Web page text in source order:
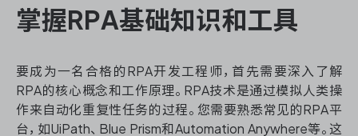
掌握RPA基础知识和工具
要成为一名合格的RPA开发工程师，首先需要深入了解
RPA的核心概念和工作原理。RPA技术是通过模拟人类操
作来自动化重复性任务的过程。您需要熟悉常见的RPA平
台，如UiPath、Blue Prism和Automation Anywhere等。这